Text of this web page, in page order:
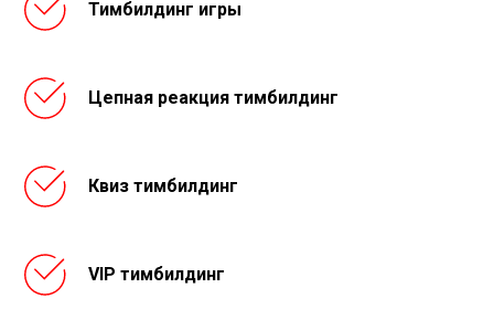
Тимбилдинг игры
Цепная реакция тимбилдинг
Квиз тимбилдинг
VIP тимбилдинг